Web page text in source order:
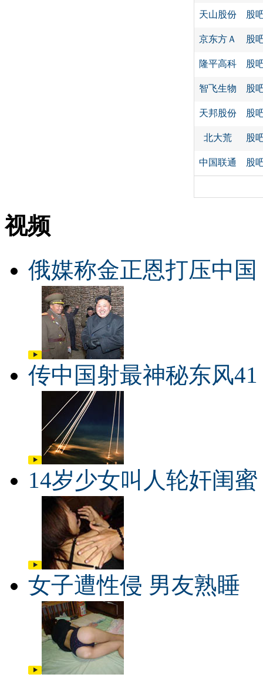
天山股份 股
京东方Ａ 股
隆平高科 股
智飞生物 股
天邦股份 股
北大荒 股
中国联通 股
视频
俄媒称金正恩打压中国
传中国射最神秘东风41
14岁少女叫人轮奸闺蜜
女子遭性侵 男友熟睡